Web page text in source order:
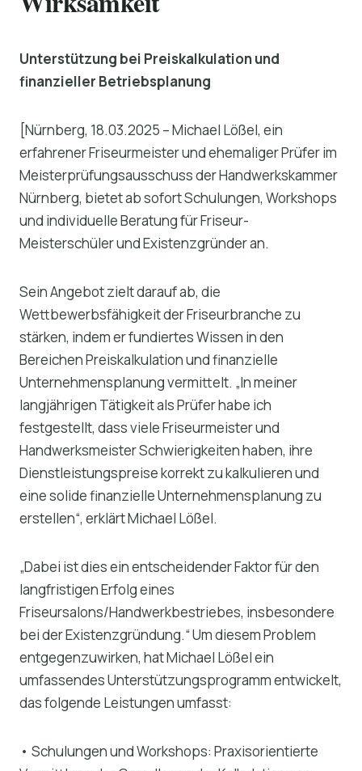
Unterstützung bei Preiskalkulation und
finanzieller Betriebsplanung
[Nürnberg, 18.03.2025 – Michael Lößel, ein
erfahrener Friseurmeister und ehemaliger Prüfer im
Meisterprüfungsausschuss der Handwerkskammer
Nürnberg, bietet ab sofort Schulungen, Workshops
und individuelle Beratung für Friseur-
Meisterschüler und Existenzgründer an.
Sein Angebot zielt darauf ab, die
Wettbewerbsfähigkeit der Friseurbranche zu
stärken, indem er fundiertes Wissen in den
Bereichen Preiskalkulation und finanzielle
Unternehmensplanung vermittelt. „In meiner
langjährigen Tätigkeit als Prüfer habe ich
festgestellt, dass viele Friseurmeister und
Handwerksmeister Schwierigkeiten haben, ihre
Dienstleistungspreise korrekt zu kalkulieren und
eine solide finanzielle Unternehmensplanung zu
erstellen“, erklärt Michael Lößel.
„Dabei ist dies ein entscheidender Faktor für den
langfristigen Erfolg eines
Friseursalons/Handwerkbestriebes, insbesondere
bei der Existenzgründung.“ Um diesem Problem
entgegenzuwirken, hat Michael Lößel ein
umfassendes Unterstützungsprogramm entwickelt,
das folgende Leistungen umfasst:
• Schulungen und Workshops: Praxisorientierte